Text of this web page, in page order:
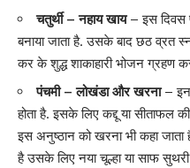
चतुर्थी – नहाय खाय– इस दिवस
बनाया जाता है. उसके बाद छठ व्रत
कर के शुद्ध शाकाहारी भोजन ग्रहण
पंचमी – लोखंडा और खरना–
होता है. इसके लिए कद्दू या सीताफल
इस अनुष्ठान को खरना भी कहा
है उसके लिए नया चूल्हा या साफ सुथरी